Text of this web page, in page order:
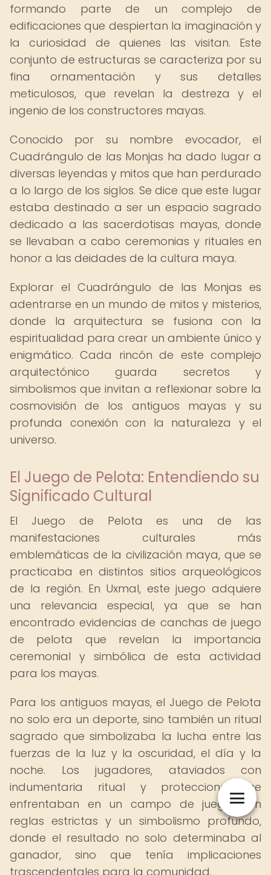
formando parte de un complejo de
edificaciones que despiertan la imaginación y
la curiosidad de quienes las visitan. Este
conjunto de estructuras se caracteriza por su
fina ornamentación y sus detalles
meticulosos, que revelan la destreza y el
ingenio de los constructores mayas.
Conocido por su nombre evocador, el
Cuadrángulo de las Monjas ha dado lugar a
diversas leyendas y mitos que han perdurado
a lo largo de los siglos. Se dice que este lugar
estaba destinado a ser un espacio sagrado
dedicado a las sacerdotisas mayas, donde
se llevaban a cabo ceremonias y rituales en
honor a las deidades de la cultura maya.
Explorar el Cuadrángulo de las Monjas es
adentrarse en un mundo de mitos y misterios,
donde la arquitectura se fusiona con la
espiritualidad para crear un ambiente único y
enigmático. Cada rincón de este complejo
arquitectónico guarda secretos y
simbolismos que invitan a reflexionar sobre la
cosmovisión de los antiguos mayas y su
profunda conexión con la naturaleza y el
universo.
El Juego de Pelota: Entendiendo su
Significado Cultural
El Juego de Pelota es una de las
manifestaciones culturales más
emblemáticas de la civilización maya, que se
practicaba en distintos sitios arqueológicos
de la región. En Uxmal, este juego adquiere
una relevancia especial, ya que se han
encontrado evidencias de canchas de juego
de pelota que revelan la importancia
ceremonial y simbólica de esta actividad
para los mayas.
Para los antiguos mayas, el Juego de Pelota
no solo era un deporte, sino también un ritual
sagrado que simbolizaba la lucha entre las
fuerzas de la luz y la oscuridad, el día y la
noche. Los jugadores, ataviados con
indumentaria ritual y protecciones, se
enfrentaban en un campo de juego con
reglas estrictas y un simbolismo profundo,
donde el resultado no solo determinaba al
ganador, sino que tenía implicaciones
trascendentales para la comunidad.